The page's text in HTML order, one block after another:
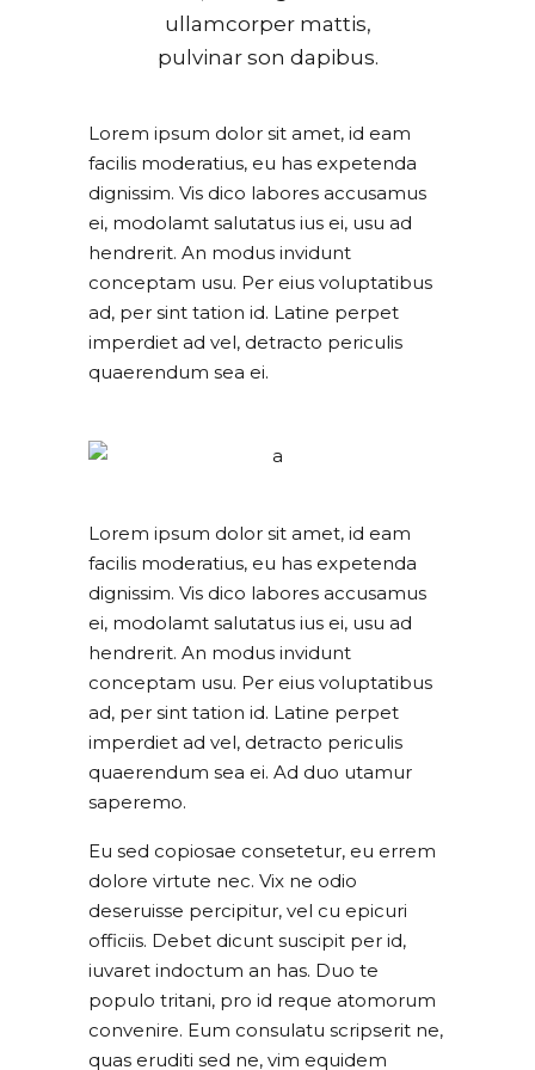
ullamcorper mattis,
pulvinar son dapibus.
Lorem ipsum dolor sit amet, id eam
facilis moderatius, eu has expetenda
dignissim. Vis dico labores accusamus
ei, modolamt salutatus ius ei, usu ad
hendrerit. An modus invidunt
conceptam usu. Per eius voluptatibus
ad, per sint tation id. Latine perpet
imperdiet ad vel, detracto periculis
quaerendum sea ei.
Lorem ipsum dolor sit amet, id eam
facilis moderatius, eu has expetenda
dignissim. Vis dico labores accusamus
ei, modolamt salutatus ius ei, usu ad
hendrerit. An modus invidunt
conceptam usu. Per eius voluptatibus
ad, per sint tation id. Latine perpet
imperdiet ad vel, detracto periculis
quaerendum sea ei. Ad duo utamur
saperemo.
Eu sed copiosae consetetur, eu errem
dolore virtute nec. Vix ne odio
deseruisse percipitur, vel cu epicuri
officiis. Debet dicunt suscipit per id,
iuvaret indoctum an has. Duo te
populo tritani, pro id reque atomorum
convenire. Eum consulatu scripserit ne,
quas eruditi sed ne, vim equidem